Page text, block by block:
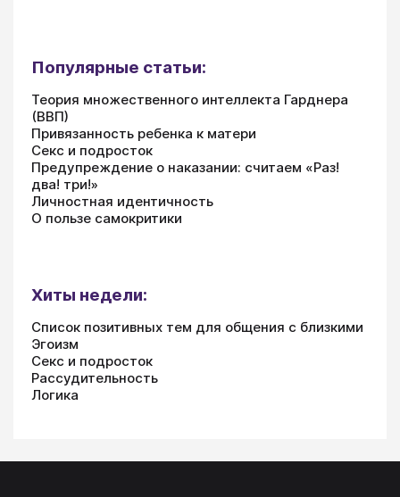
Популярные статьи:
Теория множественного интеллекта Гарднера
(ВВП)
Привязанность ребенка к матери
Секс и подросток
Предупреждение о наказании: считаем «Раз!
два! три!»
Личностная идентичность
О пользе самокритики
Хиты недели:
Список позитивных тем для общения с близкими
Эгоизм
Секс и подросток
Рассудительность
Логика